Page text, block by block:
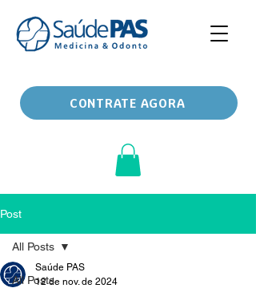
CONTRATE AGORA
Post
All Posts
All Posts
Saúde PAS
12 de nov. de 2024